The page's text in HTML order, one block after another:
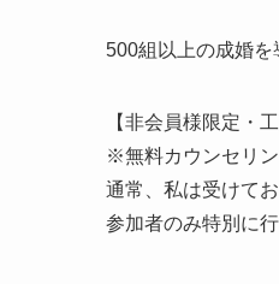
500組以上の成婚を
【非会員様限定・
※無料カウンセリ
通常、私は受けて
参加者のみ特別に行